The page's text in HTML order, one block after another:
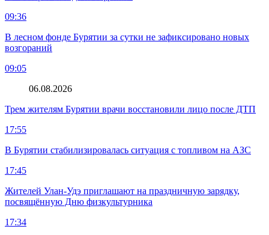
09:36
В лесном фонде Бурятии за сутки не зафиксировано новых
возгораний
09:05
06.08.2026
Трем жителям Бурятии врачи восстановили лицо после ДТП
17:55
В Бурятии стабилизировалась ситуация с топливом на АЗС
17:45
Жителей Улан-Удэ приглашают на праздничную зарядку,
посвящённую Дню физкультурника
17:34